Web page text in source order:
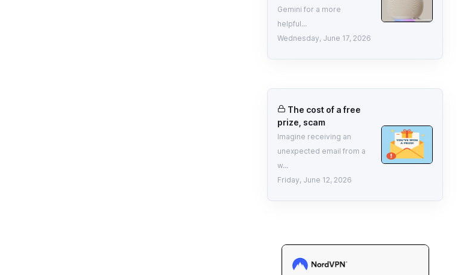
Gemini for a more
helpful...
Wednesday, June 17, 2026
The cost of a free
prize, scam
Imagine receiving an
unexpected email from a
w...
Friday, June 12, 2026